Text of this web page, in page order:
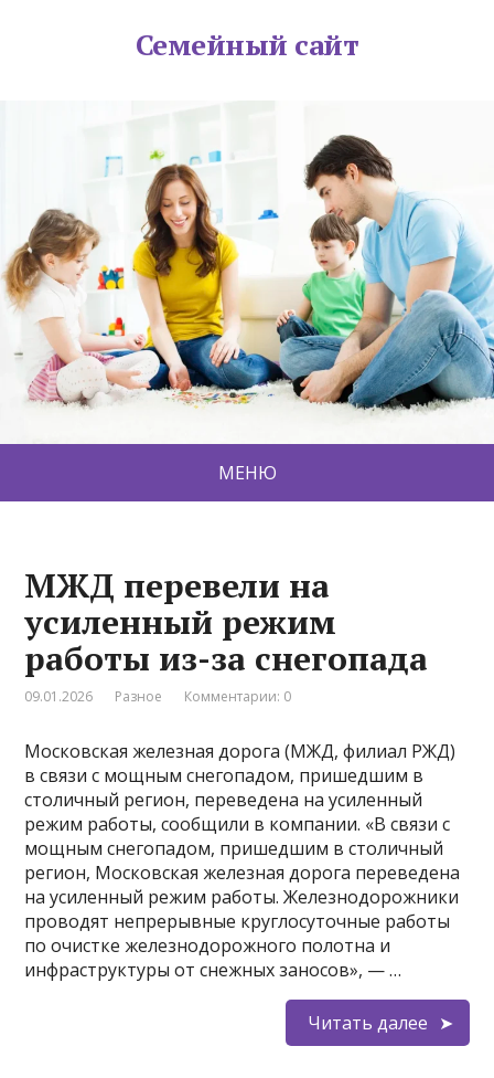
Семейный сайт
МЕНЮ
МЖД перевели на
усиленный режим
работы из-за снегопада
09.01.2026 Разное Комментарии: 0
Московская железная дорога (МЖД, филиал РЖД)
в связи с мощным снегопадом, пришедшим в
столичный регион, переведена на усиленный
режим работы, сообщили в компании. «В связи с
мощным снегопадом, пришедшим в столичный
регион, Московская железная дорога переведена
на усиленный режим работы. Железнодорожники
проводят непрерывные круглосуточные работы
по очистке железнодорожного полотна и
инфраструктуры от снежных заносов», — …
Читать далее